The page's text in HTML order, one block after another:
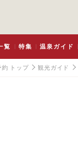
覧 特集 温泉ガイド
約 トップ 観光ガイド